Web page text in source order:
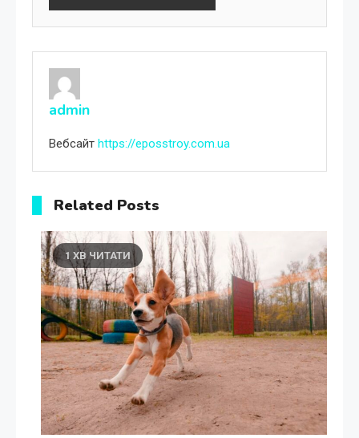
admin
Вебсайт https://eposstroy.com.ua
Related Posts
1 ХВ ЧИТАТИ